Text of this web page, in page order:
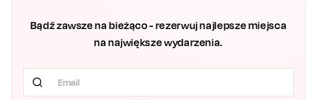
Bądź zawsze na bieżąco - rezerwuj najlepsze miejsca
na największe wydarzenia.